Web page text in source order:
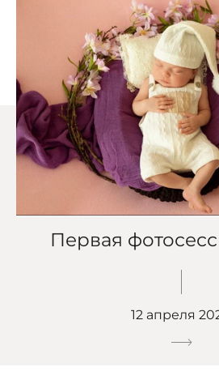
Первая
12 апреля